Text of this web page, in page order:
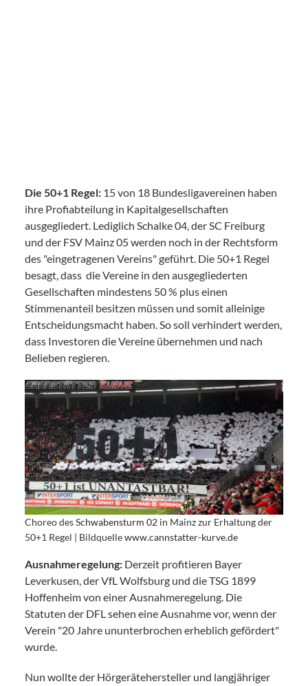
Die 50+1 Regel: 15 von 18 Bundesligavereinen haben
ihre Profiabteilung in Kapitalgesellschaften
ausgegliedert. Lediglich Schalke 04, der SC Freiburg
und der FSV Mainz 05 werden noch in der Rechtsform
des "eingetragenen Vereins" geführt. Die 50+1 Regel
besagt, dass die Vereine in den ausgegliederten
Gesellschaften mindestens 50 % plus einen
Stimmenanteil besitzen müssen und somit alleinige
Entscheidungsmacht haben. So soll verhindert werden,
dass Investoren die Vereine übernehmen und nach
Belieben regieren.
Choreo desSchwabensturm 02 in Mainz zur Erhaltung der
50+1 Regel | Bildquellewww.cannstatter-kurve.de
Ausnahmeregelung: Derzeit profitieren Bayer
Leverkusen, der VfL Wolfsburg und die TSG 1899
Hoffenheim von einer Ausnahmeregelung. Die
Statuten der DFL sehen eine Ausnahme vor, wenn der
Verein "20 Jahre ununterbrochen erheblich gefördert"
wurde.
Nun wollte der Hörgerätehersteller und langjähriger